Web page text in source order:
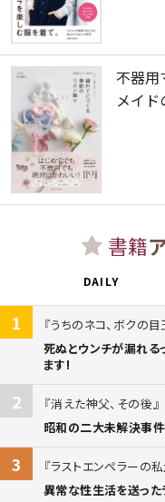
不器
メイド
書籍
DAILY
1
うちのネコ、ボクの
死ぬとウンチが漏れる
ます!
2
消えた神父、その後
昭和の二大未解決事件
3
ラストエンペラーの
異常な性生活を送った